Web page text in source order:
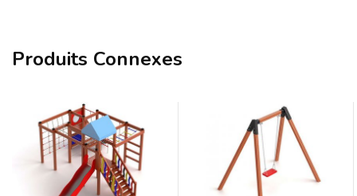
Produits Connexes